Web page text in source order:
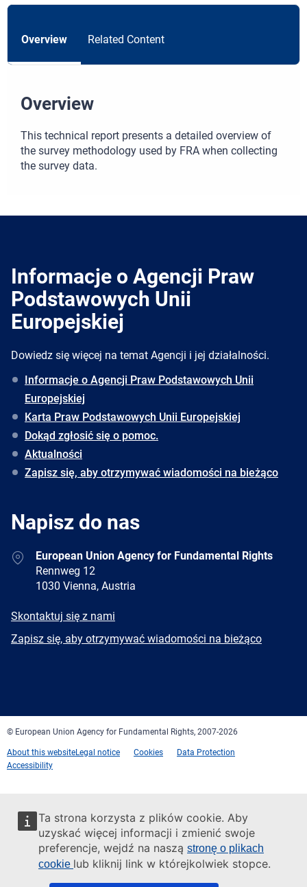
Ta strona korzysta z plików cookie. Aby
uzyskać więcej informacji i zmienić swoje
preferencje, wejdź na naszą stronę o plikach
cookie lub kliknij link w którejkolwiek stopce.
Overview Related Content
Overview
This technical report presents a detailed overview of
the survey methodology used by FRA when collecting
the survey data.
Informacje o Agencji Praw
Podstawowych Unii
Europejskiej
Dowiedz się więcej na temat Agencji i jej działalności.
Informacje o Agencji Praw Podstawowych Unii
Europejskiej
Karta Praw Podstawowych Unii Europejskiej
Dokąd zgłosić się o pomoc.
Aktualności
Zapisz się, aby otrzymywać wiadomości na bieżąco
Napisz do nas
AddressEuropean Union Agency for Fundamental Rights
Rennweg 12
1030 Vienna, Austria
E-
Skontaktuj się z nami
Newsletter
Zapisz się, aby otrzymywać wiadomości na bieżąco
© European Union Agency for Fundamental Rights, 2007-2026
About this websiteLegal notice Cookies
Data Protection
Accessibility